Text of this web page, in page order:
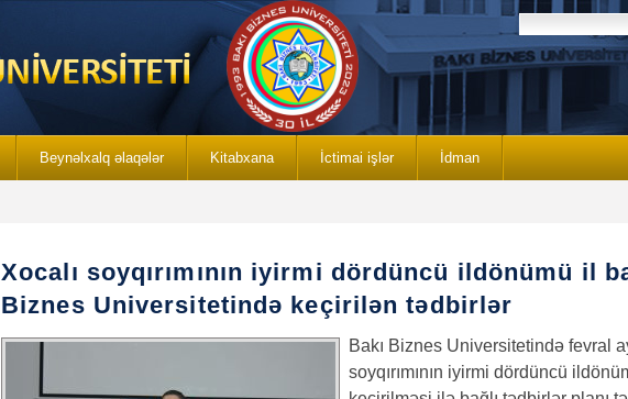
Beynəlxalq əlaqələr Kitabxana İctimai işlər İdman
Xocalı soyqırımının iyirmi dördüncü ildönümü il
Biznes Universitetində keçirilən tədbirlər
Bakı Biznes Universitetində fevral
soyqırımının iyirmi dördüncü